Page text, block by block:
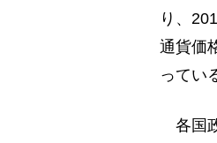
り、
通貨価
ってい
各国